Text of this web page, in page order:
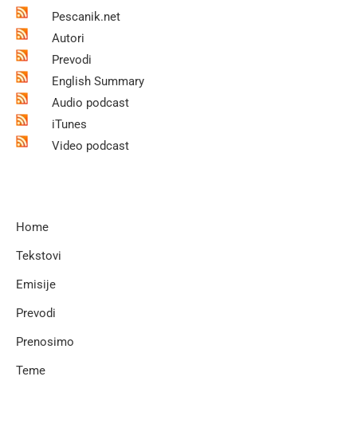
Pescanik.net
Autori
Prevodi
English Summary
Audio podcast
iTunes
Video podcast
Home
Tekstovi
Emisije
Prevodi
Prenosimo
Teme